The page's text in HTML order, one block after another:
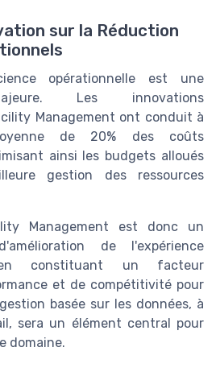
sur la Réduction
opérationnelle est une
Les innovations
Management ont conduit à
de 20% des coûts
ainsi les budgets alloués
gestion des ressources
Management est donc un
de l'expérience
constituant un facteur
et de compétitivité pour
basée sur les données, à
sera un élément central pour
domaine.